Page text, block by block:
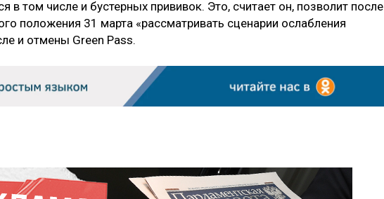
в том числе и бустерных прививок. Это, считает он, позволит после
положения 31 марта «рассматривать сценарии ослабления
и отмены Green Pass.